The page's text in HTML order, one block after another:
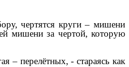
чертятся круги – мишени
мишени за чертой, которую
– перелётных, - стараясь как